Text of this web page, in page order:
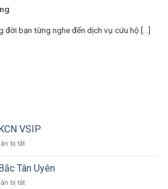
đời bạn từng nghe đến dịch vụ cứu hộ [...]
VSIP
bị tắtở
vỏ
xe
ô
Tân Uyên
bị tắtở